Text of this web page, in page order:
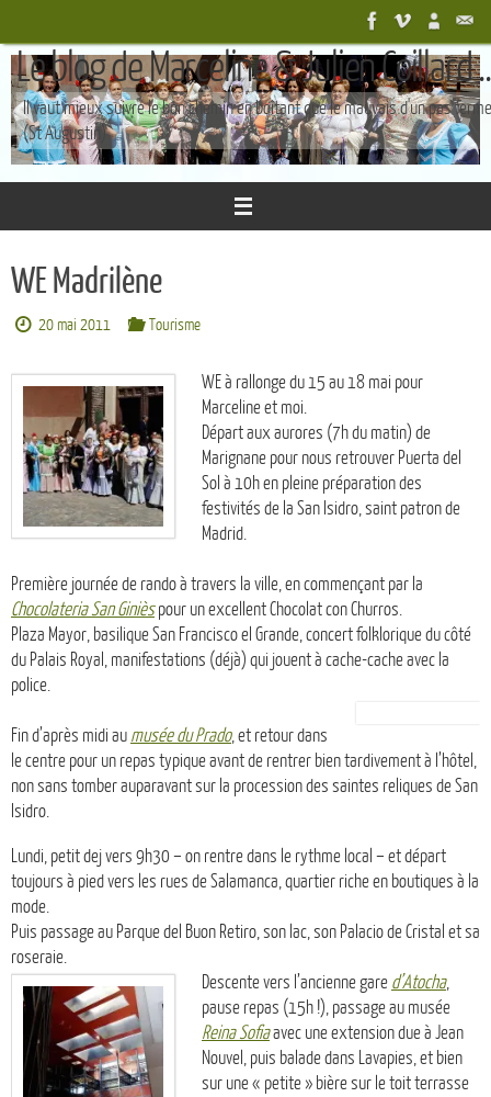
contenu
Le blog de Marceline & Julien Coillard
Il vaut mieux suivre le bon chemin en boîtant que le mauvais d'un pas ferme
(St Augustin)
WE Madrilène
20 mai 2011 Tourisme
WE à rallonge du 15 au 18 mai pour
Marceline et moi.
Départ aux aurores (7h du matin) de
Marignane pour nous retrouver Puerta del
Sol à 10h en pleine préparation des
festivités de la San Isidro, saint patron de
Madrid.
Première journée de rando à travers la ville, en commençant par la
Chocolateria San Ginièspour un excellent Chocolat con Churros.
Plaza Mayor, basilique San Francisco el Grande, concert folklorique du côté
du Palais Royal, manifestations (déjà) qui jouent à cache-cache avec la
police.
Fin d’après midi au musée du Prado, et retour dans
le centre pour un repas typique avant de rentrer bien tardivement à l’hôtel,
non sans tomber auparavant sur la procession des saintes reliques de San
Isidro.
Lundi, petit dej vers 9h30 – on rentre dans le rythme local – et départ
toujours à pied vers les rues de Salamanca, quartier riche en boutiques à la
mode.
Puis passage au Parque del Buon Retiro, son lac, son Palacio de Cristal et sa
roseraie.
Descente vers l’ancienne gare d’Atocha,
pause repas (15h !), passage au musée
Reina Sofiaavec une extension due à Jean
Nouvel, puis balade dans Lavapies, et bien
sur une « petite » bière sur le toit terrasse